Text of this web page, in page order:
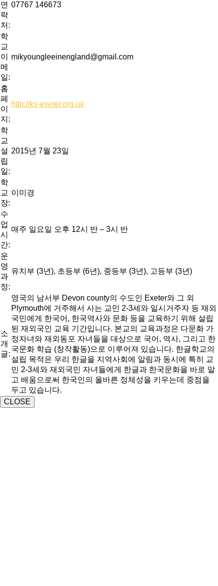
연
락
처:
07767 146673
학
교
이
메
일:
mikyoungleeinengland@gmail.com
홈
페
이
지:
http://ks-exeter.org.uk
학
교
설
립
일:
2015년 7월 23일
학
교
장:
이미경
수
업
시
간:
매주 일요일 오후 12시 반 – 3시 반
운
영
과
정:
유치부 (3년), 초등부 (6년), 중등부 (3년), 고등부 (3년)
소
개
글:
영국의 남서부 Devon county의 수도인 Exeter와 그 외
Plymouth에 거주해서 사는 교민 2-3세와 일시거주자 등 재외
국민에게 한국어, 한국역사와 문화 등을 교육하기 위해 설립
된 재외국인 교육 기간입니다. 본교의 교육과정은 다문화 가
정자녀와 재외동포 자녀들을 대상으로 국어, 역사, 그리고 한
국문화 학습 (창작활동)으로 이루어져 있습니다. 한글학교의
설립 목적은 우리 한글을 지역사회에 알림과 동시에 특히 교
민 2-3세와 재외국민 자녀들에게 한글과 한국문화을 바로 알
고 배움으로써 한국인의 올바른 정체성을 키우는데 중점을
두고 있습니다.
CLOSE